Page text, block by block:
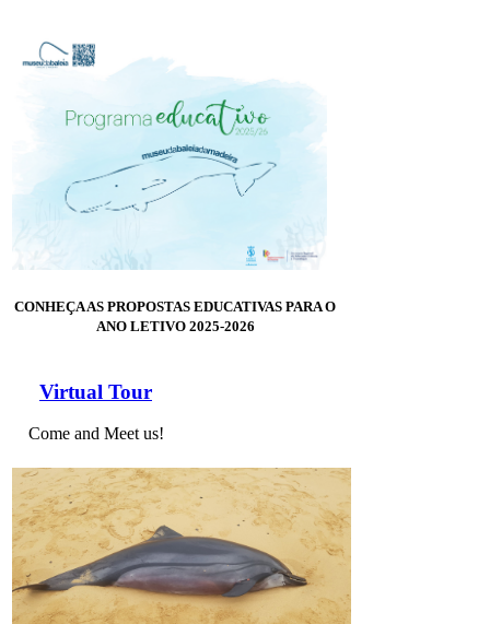
CONHEÇA AS PROPOSTAS EDUCATIVAS PARA O
ANO LETIVO 2025-2026
Virtual Tour
Come and Meet us!